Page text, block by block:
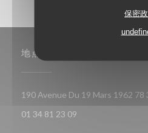
保密
地点
190 Avenue Du 19 Mars 1962 78
01 34 81 23 09